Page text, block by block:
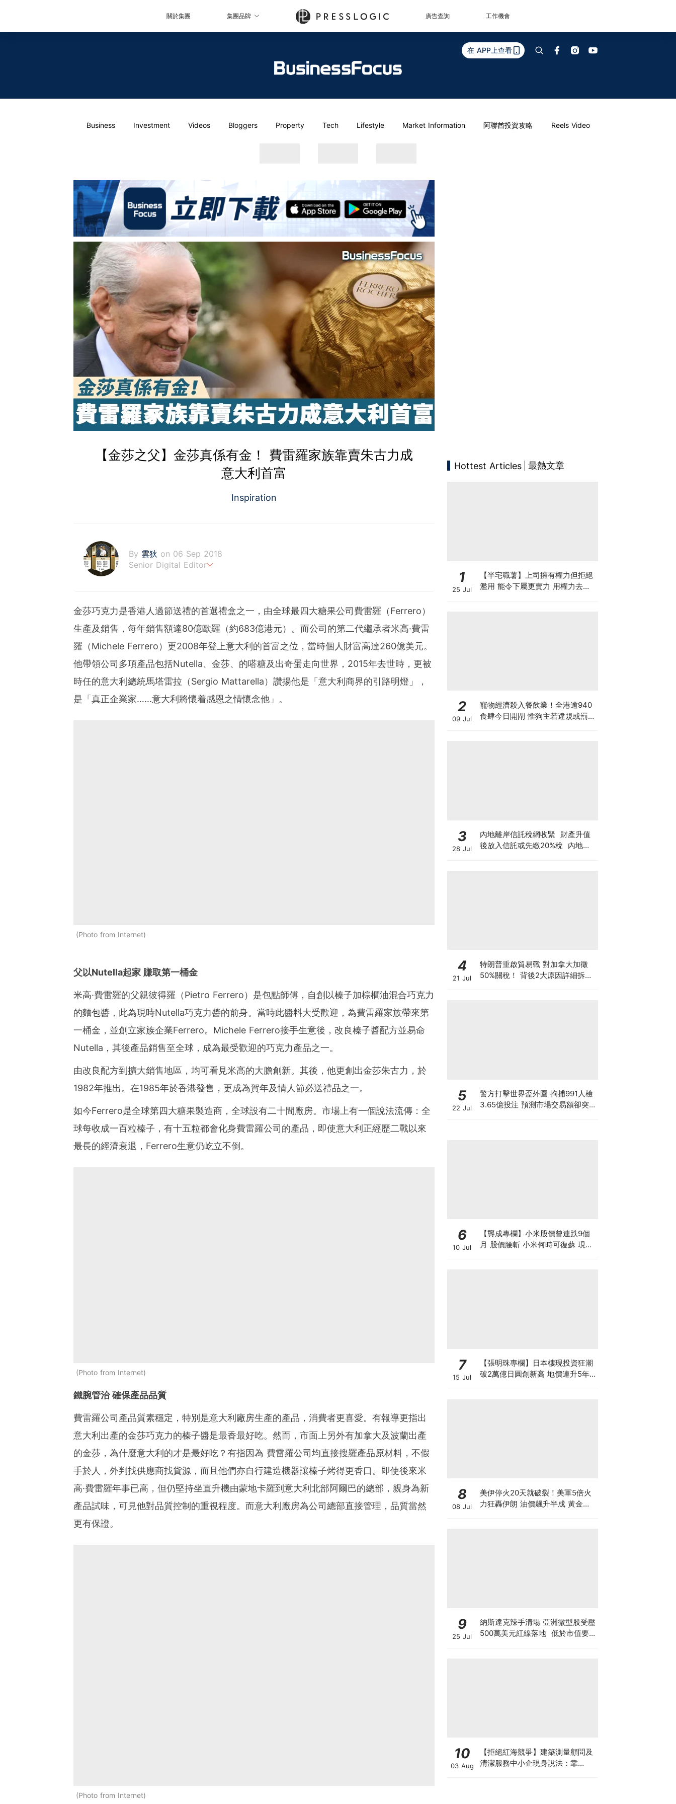
關於集團 集團品牌 廣告查詢 工作機會
在 APP上查看
Business Investment Videos Bloggers Property Tech Lifestyle Market Information 阿聯酋投資攻略 Reels Video
【金莎之父】金莎真係有金！ 費雷羅家族靠賣朱古力成
意大利首富
Inspiration
By 雲狄 on 06 Sep 2018
Senior Digital Editor
金莎巧克力是香港人過節送禮的首選禮盒之一，由全球最四大糖果公司費雷羅（Ferrero）
生產及銷售，每年銷售額達80億歐羅（約683億港元）。而公司的第二代繼承者米高·費雷
羅（Michele Ferrero）更2008年登上意大利的首富之位，當時個人財富高達260億美元。
他帶領公司多項產品包括Nutella、金莎、的嗒糖及出奇蛋走向世界，2015年去世時，更被
時任的意大利總統馬塔雷拉（Sergio Mattarella）讚揚他是「意大利商界的引路明燈」，
是「真正企業家……意大利將懷着感恩之情懷念他」。
Photo from Internet
父以Nutella起家 賺取第一桶金
米高·費雷羅的父親彼得羅（Pietro Ferrero）是包點師傅，自創以榛子加棕櫚油混合巧克力
的麵包醬，此為現時Nutella巧克力醬的前身。當時此醬料大受歡迎，為費雷羅家族帶來第
一桶金，並創立家族企業Ferrero。Michele Ferrero接手生意後，改良榛子醬配方並易命
Nutella，其後產品銷售至全球，成為最受歡迎的巧克力產品之一。
由改良配方到擴大銷售地區，均可看見米高的大膽創新。其後，他更創出金莎朱古力，於
1982年推出。在1985年於香港發售，更成為賀年及情人節必送禮品之一。
如今Ferrero是全球第四大糖果製造商，全球設有二十間廠房。市場上有一個說法流傳：全
球每收成一百粒榛子，有十五粒都會化身費雷羅公司的產品，即使意大利正經歷二戰以來
最長的經濟衰退，Ferrero生意仍屹立不倒。
Photo from Internet
鐵腕管治 確保產品品質
費雷羅公司產品質素穩定，特別是意大利廠房生產的產品，消費者更喜愛。有報導更指出
意大利出產的金莎巧克力的榛子醬是最香最好吃。然而，市面上另外有加拿大及波蘭出產
的金莎，為什麼意大利的才是最好吃？有指因為 費雷羅公司均直接搜羅產品原材料，不假
手於人，外判找供應商找貨源，而且他們亦自行建造機器讓榛子烤得更香口。即使後來米
高·費雷羅年事已高，但仍堅持坐直升機由蒙地卡羅到意大利北部阿爾巴的總部，親身為新
產品試味，可見他對品質控制的重視程度。而意大利廠房為公司總部直接管理，品質當然
更有保證。
Photo from Internet
Hottest Articles 最熱文章
1
25 Jul
【半宅職薯】上司擁有權力但拒絕
濫用 能令下屬更賣力 用權力去迫
2
09 Jul
寵物經濟殺入餐飲業！全港逾940
食肆今日開閘 惟狗主若違規或罰款
3
28 Jul
內地離岸信託稅網收緊 財產升值
後放入信託或先繳20%稅 內地富
4
21 Jul
特朗普重啟貿易戰 對加拿大加徵
50%關稅！ 背後2大原因詳細拆解
5
22 Jul
警方打擊世界盃外圍 拘捕991人檢
3.65億投注 預測市場交易額卻突
6
10 Jul
【龔成專欄】小米股價曾連跌9個
月 股價腰斬 小米何時可復蘇 現在
7
15 Jul
【張明珠專欄】日本樓現投資狂潮
破2萬億日圓創新高 地價連升5年
8
08 Jul
美伊停火20天就破裂！美軍5倍火
力狂轟伊朗 油價飆升半成 黃金曾
9
25 Jul
納斯達克辣手清場 亞洲微型股受壓
500萬美元紅線落地 低於市值要
10
03 Aug
【拒絕紅海競爭】建築測量顧問及
清潔服務中小企現身說法：靠